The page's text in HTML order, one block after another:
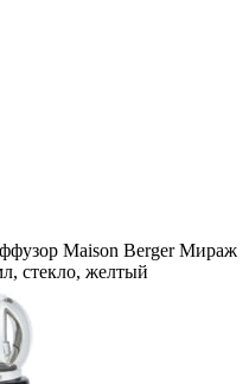
Maison Berger Мираж
стекло, желтый